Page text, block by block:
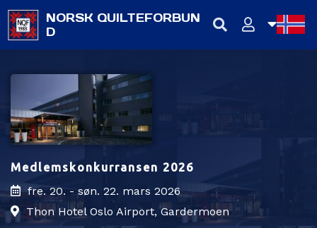
NORSK QUILTEFORBUN
D
Medlemskonkurransen 2026
fre. 20. - søn. 22. mars 2026
Thon Hotel Oslo Airport, Gardermoen